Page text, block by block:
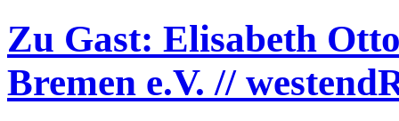
Zu Gast: Elisabeth
Bremen e.V. //